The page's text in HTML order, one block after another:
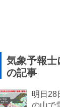
気象予報士
の記事
明日
の山で